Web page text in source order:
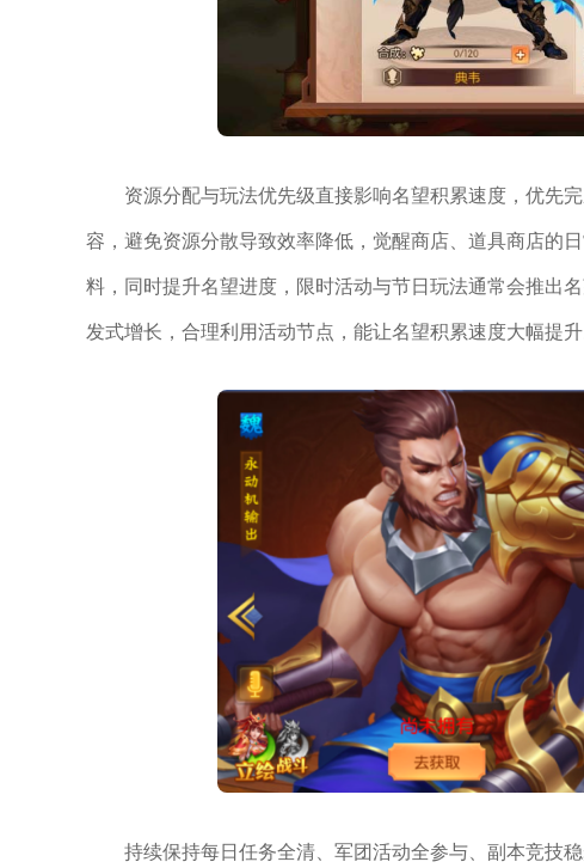
资源分配与玩法优先级直接影响名望积累速度，优先
容，避免资源分散导致效率降低，觉醒商店、道具商店的
料，同时提升名望进度，限时活动与节日玩法通常会推出
发式增长，合理利用活动节点，能让名望积累速度大幅提升
持续保持每日任务全清、军团活动全参与、副本竞技